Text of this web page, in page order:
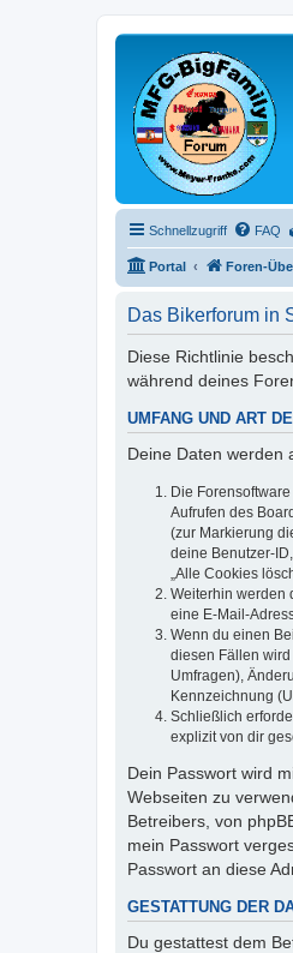
Schnellzugriff FAQ
Portal Foren-
Das Bikerforum in
Diese Richtlinie
während deines
UMFANG UND ART
Deine Daten werden
Die
Aufrufen des
(zur Markierung
deine Benutzer-
„Alle Cookies
Weiterhin werden
eine E-Mail-
Wenn du einen
diesen Fällen
Umfragen),
Kennzeichnung
Schließlich
explizit von dir
Dein Passwort wird
Webseiten zu
Betreibers, von
mein Passwort
Passwort an diese
GESTATTUNG DER
Du gestattest dem